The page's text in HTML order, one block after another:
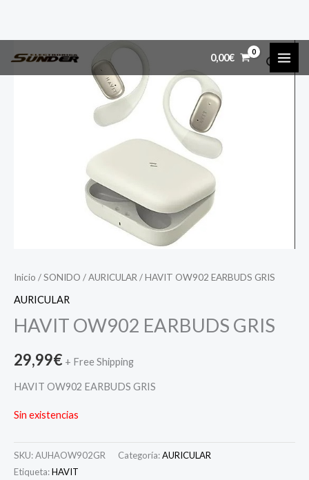
0,00€
Inicio /SONIDO /AURICULAR/ HAVIT OW902 EARBUDS GRIS
AURICULAR
HAVIT OW902 EARBUDS GRIS
29,99€ + Free Shipping
HAVIT OW902 EARBUDS GRIS
Sin existencias
SKU:AUHAOW902GR Categoría:AURICULAR
Etiqueta:HAVIT